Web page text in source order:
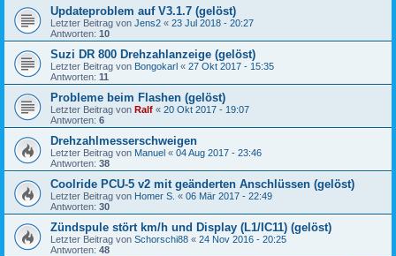
Updateproblem auf V3.1.7 (gelöst)
Letzter Beitrag von Jens2 « 23 Jul 2018 - 20:27
Antworten: 10
Suzi DR 800 Drehzahlanzeige (gelöst)
Letzter Beitrag von Bongokarl « 27 Okt 2017 - 15:35
Antworten: 11
Probleme beim Flashen (gelöst)
Letzter Beitrag von Ralf « 20 Okt 2017 - 19:07
Antworten: 6
Drehzahlmesserschweigen
Letzter Beitrag von Manuel « 04 Aug 2017 - 23:46
Antworten: 38
Coolride PCU-5 v2 mit geänderten Anschlüssen (gelöst)
Letzter Beitrag von Homer S. « 06 Mär 2017 - 22:49
Antworten: 30
Zündspule stört km/h und Display (L1/IC11) (gelöst)
Letzter Beitrag von Schorschi88 « 24 Nov 2016 - 20:25
Antworten: 48